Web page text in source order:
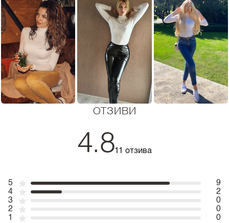
ОТЗИВИ
4.811 отзива
5
9
4
2
3
0
2
0
1
0